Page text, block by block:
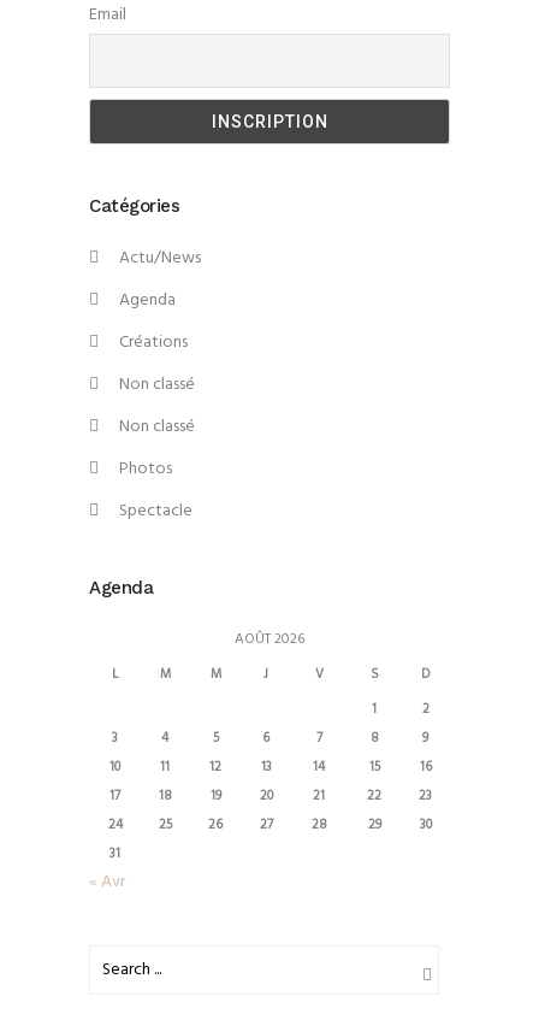
Email
Catégories
Actu/News
Agenda
Créations
Non classé
Non classé
Photos
Spectacle
Agenda
AOÛT 2026
L M M J V S
D
1
2
3
4 5 6 7 8
9
10
11 12 13 14 15
16
17
18 19 20 21 22
23
24
25 26 27 28 29
30
31
« Avr